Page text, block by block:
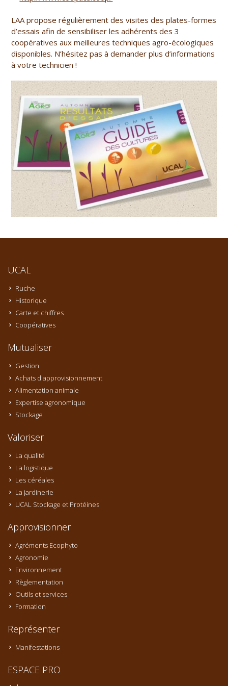
LAA propose régulièrement des visites des plates-formes
d’essais afin de sensibiliser les adhérents des 3
coopératives aux meilleures techniques agro-écologiques
disponibles. N’hésitez pas à demander plus d’informations
à votre technicien !
UCAL
Ruche
Historique
Carte et chiffres
Coopératives
Mutualiser
Gestion
Achats d'approvisionnement
Alimentation animale
Expertise agronomique
Stockage
Valoriser
La qualité
La logistique
Les céréales
La jardinerie
UCAL Stockage et Protéines
Approvisionner
Agréments Ecophyto
Agronomie
Environnement
Règlementation
Outils et services
Formation
Représenter
Manifestations
ESPACE PRO